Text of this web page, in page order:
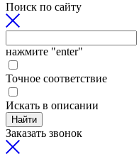
Поиск по сайту
нажмите "enter"
Точное соответствие
Искать в описании
Найти
Заказать звонок